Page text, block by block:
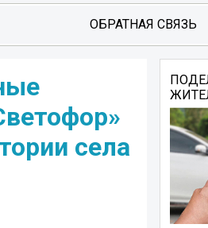
ОБРАТНАЯ СВЯЗЬ
села